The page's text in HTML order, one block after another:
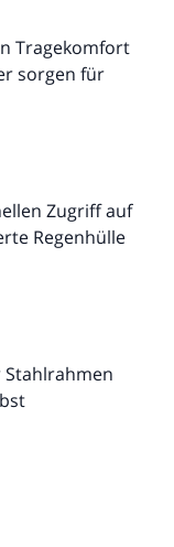
Tragekomfort
sorgen für
Zugriff auf
Regenhülle
Stahlrahmen